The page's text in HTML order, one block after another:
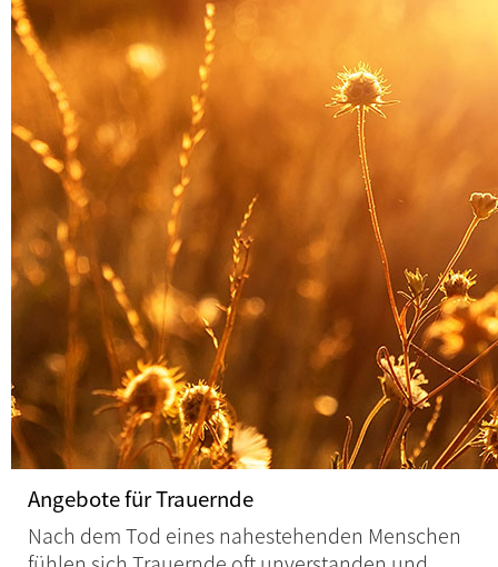
Angebote für Trauernde
Nach dem Tod eines nahestehenden Menschen